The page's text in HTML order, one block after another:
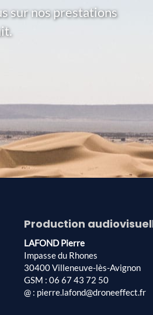
sur nos prestations
Production
LAFOND Pierre
Impasse du Rhones
30400 Villeneuve-lès-Avignon
GSM : 06 67 43 72 50
@ : pierre.lafond@droneeffect.fr